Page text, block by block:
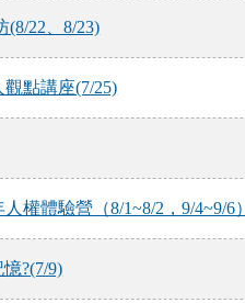
(8/22、8/23)
點講座(7/25)
權體驗營（8/1~8/2，9/4~9/6）
?(7/9)